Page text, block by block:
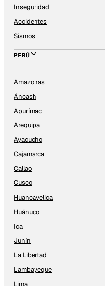
Inseguridad
Accidentes
Sismos
PERÚ
Amazonas
Áncash
Apurímac
Arequipa
Ayacucho
Cajamarca
Callao
Cusco
Huancavelica
Huánuco
Ica
Junín
La Libertad
Lambayeque
Lima